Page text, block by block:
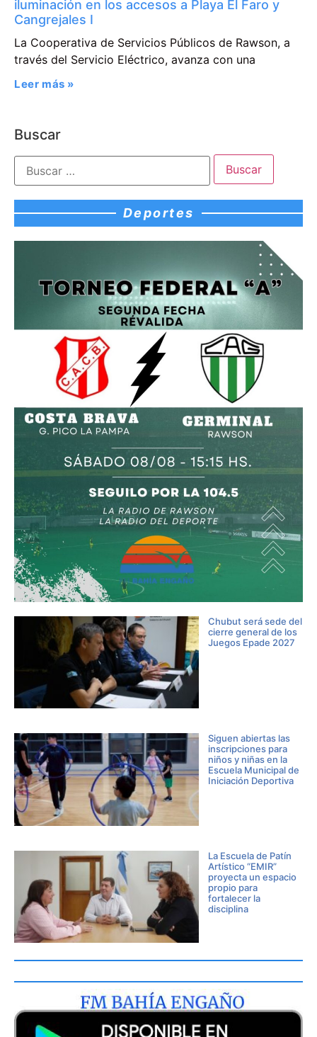
iluminación en los accesos a Playa El Faro y
Cangrejales I
La Cooperativa de Servicios Públicos de Rawson, a
través del Servicio Eléctrico, avanza con una
Leer más »
Buscar
Deportes
Chubut será sede del
cierre general de los
Juegos Epade 2027
Siguen abiertas las
inscripciones para
niños y niñas en la
Escuela Municipal de
Iniciación Deportiva
La Escuela de Patín
Artístico “EMIR”
proyecta un espacio
propio para
fortalecer la
disciplina